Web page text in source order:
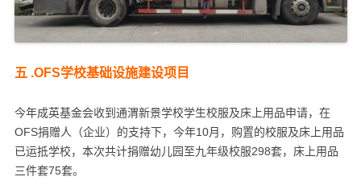
五 .OFS学校基础设施建设项目
今年成英基金会收到通渭新景学校学生校服及床上用品申请，在
OFS捐赠人（企业）的支持下，今年10月，购置的校服及床上用品
已运抵学校，本次共计捐赠幼儿园至九年级校服298套，床上用品
三件套75套。